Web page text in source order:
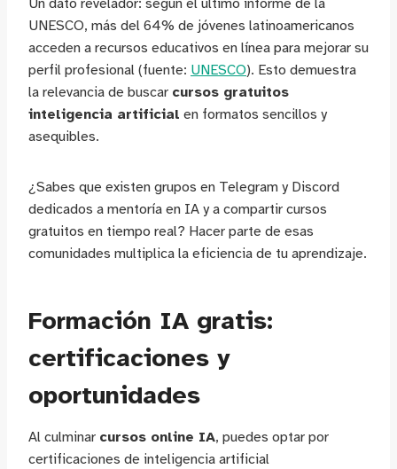
Un dato revelador: según el último informe de la
UNESCO, más del 64% de jóvenes latinoamericanos
acceden a recursos educativos en línea para mejorar su
perfil profesional (fuente: UNESCO). Esto demuestra
la relevancia de buscar cursos gratuitos
inteligencia artificial en formatos sencillos y
asequibles.
¿Sabes que existen grupos en Telegram y Discord
dedicados a mentoría en IA y a compartir cursos
gratuitos en tiempo real? Hacer parte de esas
comunidades multiplica la eficiencia de tu aprendizaje.
Formación IA gratis:
certificaciones y
oportunidades
Al culminar cursos online IA, puedes optar por
certificaciones de inteligencia artificial